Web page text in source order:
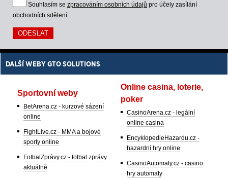
Souhlasím se zpracováním osobních údajů pro účely zasílání
obchodních sdělení
DALŠÍ WEBY GTO SOLUTIONS
Sportovní weby
BetArena.cz - kurzové sázení
online
FightLive.cz - MMA a bojové
sporty online
FotbalZprávy.cz - fotbal zprávy
aktuálně
Online casina, loterie,
poker
CasinoArena.cz - legální
online casina
EncyklopedieHazardu.cz -
hazardní hry online
CasinoAutomaty.cz - casino
hry automaty